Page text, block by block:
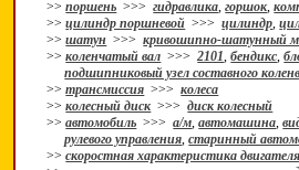
>>поршень >>>гидравлика,горшок,
>>цилиндр поршневой >>>цилиндр,
>>шатун >>>кривошипно-шатунный
>>коленчатый вал >>>2101,бендикс,
подшипниковый узел составного
>>трансмиссия >>>колеса
>>колесный диск >>>диск колесный
>>автомобиль >>>а/м,автомашина,
рулевого управления,старинный
>>скоростная характеристика двигателя